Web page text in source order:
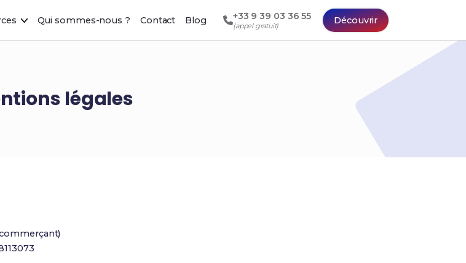
Qui sommes-nous ? Contact Blog +33 9 39 03 36 55
(appel gratuit)
Découvrir
légales